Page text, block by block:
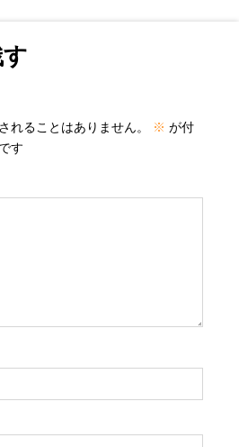
れることはありません。 ※ が付
す